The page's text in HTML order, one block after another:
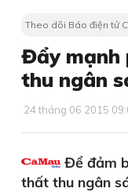
Theo dõi Báo điện tử
Đẩy mạnh
thu ngân
24 tháng 06 2015
Để đảm
thất thu ngân